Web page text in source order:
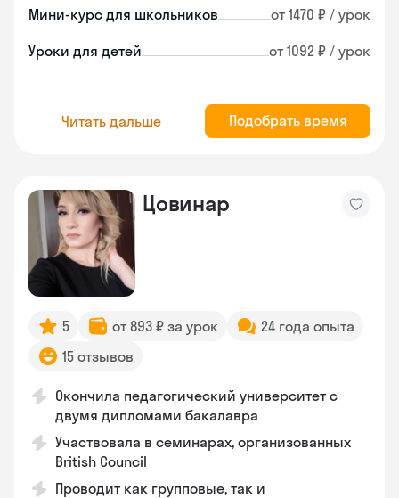
Мини-курс для школьников от 1470 ₽ / урок
Уроки для детей от 1092 ₽ / урок
Читать дальше Подобрать время
Цовинар
5 от 893 ₽ за урок
24 года опыта
15 отзывов
Окончила педагогический университет с
двумя дипломами бакалавра
Участвовала в семинарах, организованных
British Council
Проводит как групповые, так и